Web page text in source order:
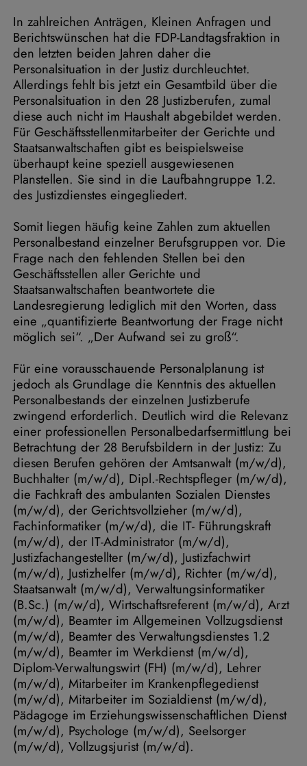
In zahlreichen Anträgen, Kleinen Anfragen und
Berichtswünschen hat die FDP-Landtagsfraktion in
den letzten beiden Jahren daher die
Personalsituation in der Justiz durchleuchtet.
Allerdings fehlt bis jetzt ein Gesamtbild über die
Personalsituation in den 28 Justizberufen, zumal
diese auch nicht im Haushalt abgebildet werden.
Für Geschäftsstellenmitarbeiter der Gerichte und
Staatsanwaltschaften gibt es beispielsweise
überhaupt keine speziell ausgewiesenen
Planstellen. Sie sind in die Laufbahngruppe 1.2.
des Justizdienstes eingegliedert.
Somit liegen häufig keine Zahlen zum aktuellen
Personalbestand einzelner Berufsgruppen vor. Die
Frage nach den fehlenden Stellen bei den
Geschäftsstellen aller Gerichte und
Staatsanwaltschaften beantwortete die
Landesregierung lediglich mit den Worten, dass
eine „quantifizierte Beantwortung der Frage nicht
möglich sei“. „Der Aufwand sei zu groß“.
Für eine vorausschauende Personalplanung ist
jedoch als Grundlage die Kenntnis des aktuellen
Personalbestands der einzelnen Justizberufe
zwingend erforderlich. Deutlich wird die Relevanz
einer professionellen Personalbedarfsermittlung bei
Betrachtung der 28 Berufsbildern in der Justiz: Zu
diesen Berufen gehören der Amtsanwalt (m/w/d),
Buchhalter (m/w/d), Dipl.-Rechtspfleger (m/w/d),
die Fachkraft des ambulanten Sozialen Dienstes
(m/w/d), der Gerichtsvollzieher (m/w/d),
Fachinformatiker (m/w/d), die IT- Führungskraft
(m/w/d), der IT-Administrator (m/w/d),
Justizfachangestellter (m/w/d), Justizfachwirt
(m/w/d), Justizhelfer (m/w/d), Richter (m/w/d),
Staatsanwalt (m/w/d), Verwaltungsinformatiker
(B.Sc.) (m/w/d), Wirtschaftsreferent (m/w/d), Arzt
(m/w/d), Beamter im Allgemeinen Vollzugsdienst
(m/w/d), Beamter des Verwaltungsdienstes 1.2
(m/w/d), Beamter im Werkdienst (m/w/d),
Diplom-Verwaltungswirt (FH) (m/w/d), Lehrer
(m/w/d), Mitarbeiter im Krankenpflegedienst
(m/w/d), Mitarbeiter im Sozialdienst (m/w/d),
Pädagoge im Erziehungswissenschaftlichen Dienst
(m/w/d), Psychologe (m/w/d), Seelsorger
(m/w/d), Vollzugsjurist (m/w/d).